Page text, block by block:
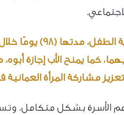
يوفر قانون الحماية الاجتماعية
مشاركة المرأة
الأسرة بشكل متكامل،